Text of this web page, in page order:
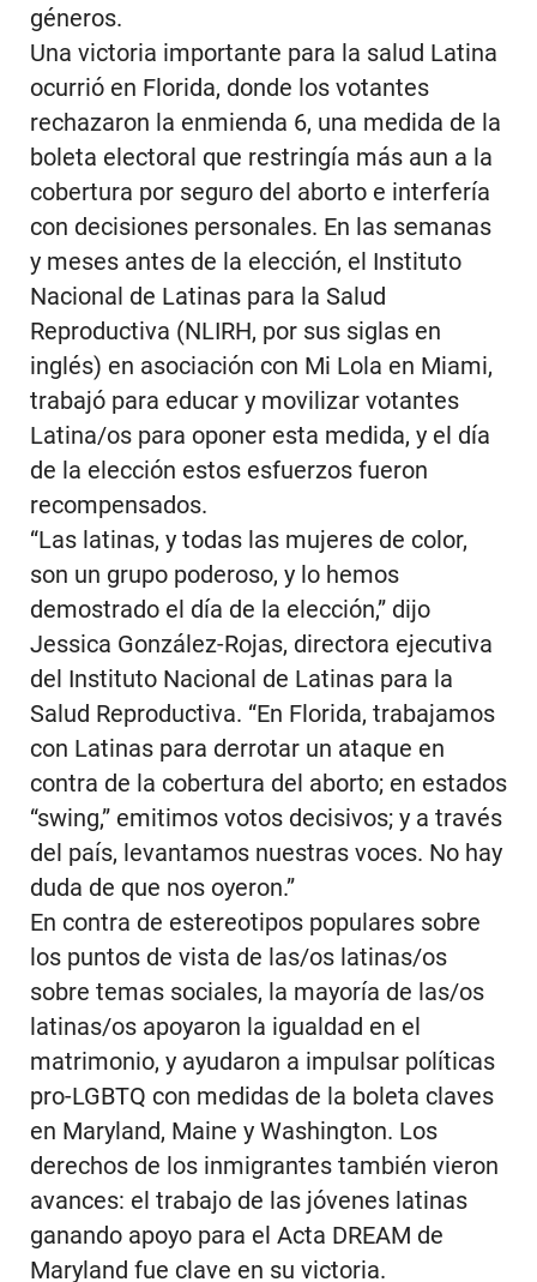
géneros.
Una victoria importante para la salud Latina
ocurrió en Florida, donde los votantes
rechazaron la enmienda 6, una medida de la
boleta electoral que restringía más aun a la
cobertura por seguro del aborto e interfería
con decisiones personales. En las semanas
y meses antes de la elección, el Instituto
Nacional de Latinas para la Salud
Reproductiva (NLIRH, por sus siglas en
inglés) en asociación con Mi Lola en Miami,
trabajó para educar y movilizar votantes
Latina/os para oponer esta medida, y el día
de la elección estos esfuerzos fueron
recompensados.
“Las latinas, y todas las mujeres de color,
son un grupo poderoso, y lo hemos
demostrado el día de la elección,” dijo
Jessica González-Rojas, directora ejecutiva
del Instituto Nacional de Latinas para la
Salud Reproductiva. “En Florida, trabajamos
con Latinas para derrotar un ataque en
contra de la cobertura del aborto; en estados
“swing,” emitimos votos decisivos; y a través
del país, levantamos nuestras voces. No hay
duda de que nos oyeron.”
En contra de estereotipos populares sobre
los puntos de vista de las/os latinas/os
sobre temas sociales, la mayoría de las/os
latinas/os apoyaron la igualdad en el
matrimonio, y ayudaron a impulsar políticas
pro-LGBTQ con medidas de la boleta claves
en Maryland, Maine y Washington. Los
derechos de los inmigrantes también vieron
avances: el trabajo de las jóvenes latinas
ganando apoyo para el Acta DREAM de
Maryland fue clave en su victoria.